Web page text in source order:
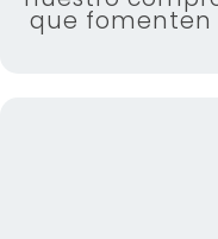
que fomenten